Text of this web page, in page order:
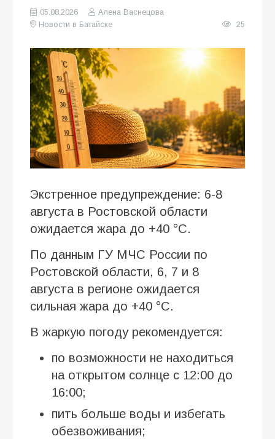
05.08.2026
Алена Васнецова
Новости в Батайске
25
Экстренное предупреждение: 6-8
августа в Ростовской области
ожидается жара до +40 °C.
По данным ГУ МЧС России по
Ростовской области, 6, 7 и 8
августа в регионе ожидается
сильная жара до +40 °C.
В жаркую погоду рекомендуется:
по возможности не находиться
на открытом солнце с 12:00 до
16:00;
пить больше воды и избегать
обезвоживания;